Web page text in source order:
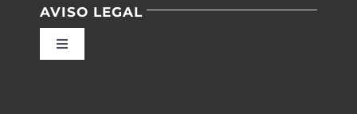
Inicio
AVISO LEGAL
Toggle